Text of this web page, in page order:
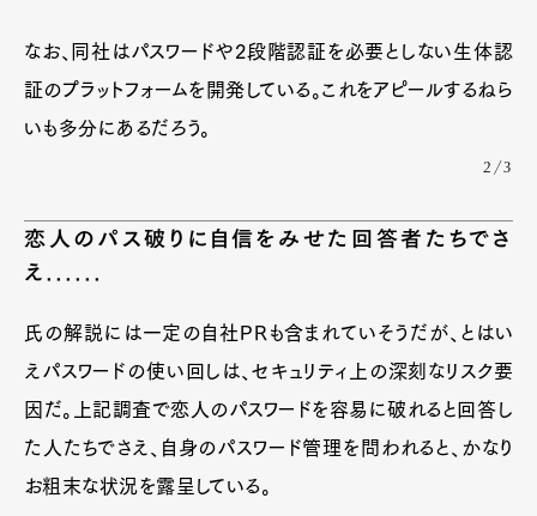
なお、同社はパスワードや2段階認証を必要としない生体認
証のプラットフォームを開発している。これをアピールするねら
いも多分にあるだろう。
2/3
恋人のパス破りに自信をみせた回答者たちでさ
え......
氏の解説には一定の自社PRも含まれていそうだが、とはい
えパスワードの使い回しは、セキュリティ上の深刻なリスク要
因だ。上記調査で恋人のパスワードを容易に破れると回答し
た人たちでさえ、自身のパスワード管理を問われると、かなり
お粗末な状況を露呈している。